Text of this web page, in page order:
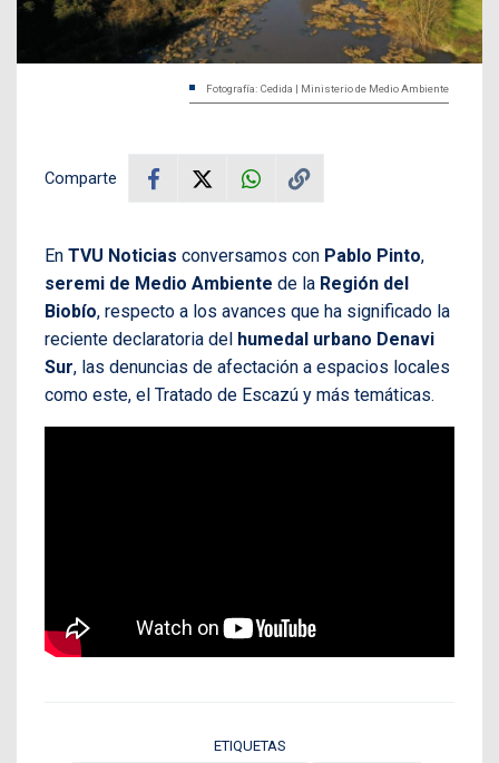
Fotografía: Cedida | Ministerio de Medio Ambiente
Comparte
En TVU Noticias conversamos con Pablo Pinto,
seremi de Medio Ambiente de la Región del
Biobío, respecto a los avances que ha significado la
reciente declaratoria del humedal urbano Denavi
Sur, las denuncias de afectación a espacios locales
como este, el Tratado de Escazú y más temáticas.
ETIQUETAS